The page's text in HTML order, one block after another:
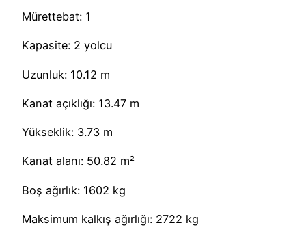
Mürettebat: 1
Kapasite: 2 yolcu
Uzunluk: 10.12 m
Kanat açıklığı: 13.47 m
Yükseklik: 3.73 m
Kanat alanı: 50.82 m²
Boş ağırlık: 1602 kg
Maksimum kalkış ağırlığı: 2722 kg